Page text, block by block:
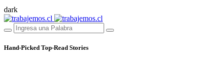
dark
Hand-Picked Top-Read Stories